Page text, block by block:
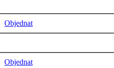
Objednat
Objednat